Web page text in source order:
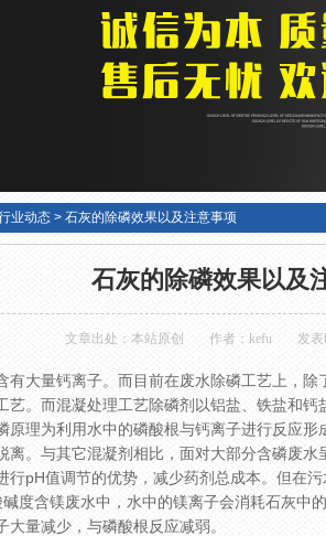
业动态 > 石灰的除磷效果以及注意事项
石灰的除磷效果以及
文章出处：本站原创 作者：kefu 发表
有大量钙离子。而目前在废水除磷工艺上，
艺。而混凝处理工艺除磷剂以铝盐、铁盐和钙
原理为利用水中的磷酸根与钙离子进行反应形
离。与其它混凝剂相比，面对大部分含磷废
行pH值调节的优势，减少药剂总成本。但在
度含镁废水中，水中的镁离子会消耗石灰中
大量减少，与磷酸根反应减弱。